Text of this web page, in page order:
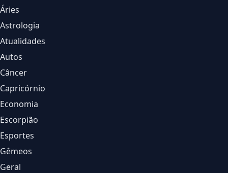
Áries
Astrologia
Atualidades
Autos
Câncer
Capricórnio
Economia
Escorpião
Esportes
Gêmeos
Geral